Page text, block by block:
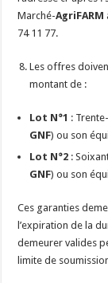
Marché-AgriFARM
74 11 77.
Les offres
montant de :
Lot N°1 :
GNF) ou son
Lot N°2 :
GNF) ou son
Ces garanties
l’expiration de la
demeurer valides
limite de